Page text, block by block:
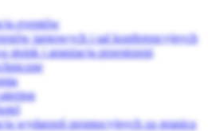
eventów
targowych i sal konferencyjnych
stoisk i aranżacja przestrzeni
wydarzeń promocyjnych za granicą